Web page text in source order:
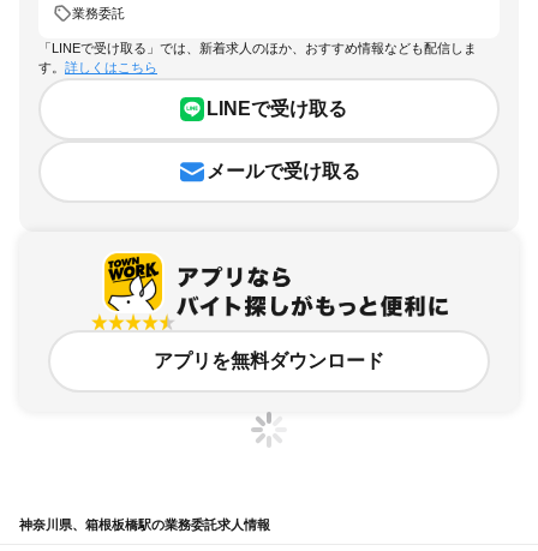
業務委託
「LINEで受け取る」では、新着求人のほか、おすすめ情報なども配信しま
す。 詳しくはこちら
LINEで受け取る
メールで受け取る
アプリを無料ダウンロード
神奈川県、箱根板橋駅の業務委託求人情報